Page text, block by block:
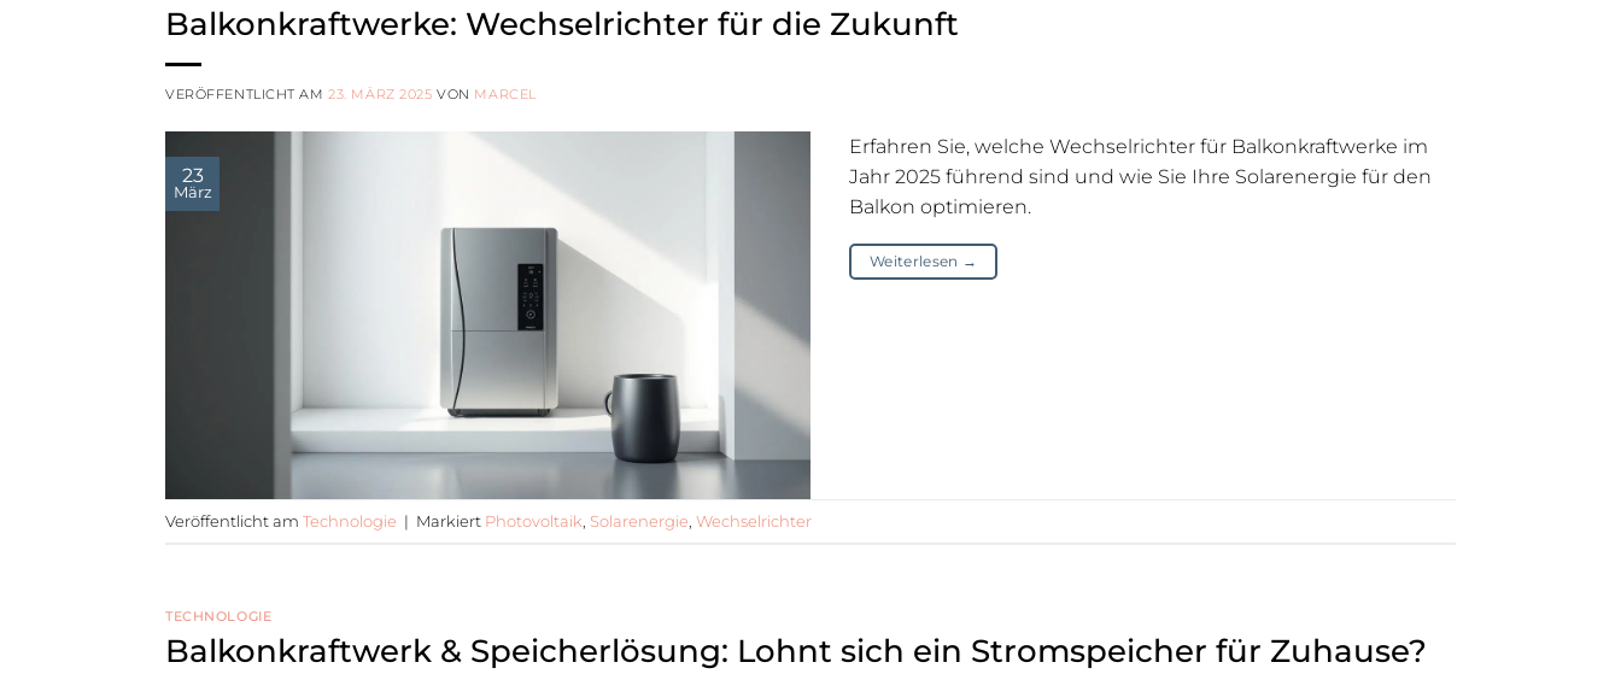
Balkonkraftwerke: Wechselrichter für die Zukunft
VERÖFFENTLICHT AM23. MÄRZ 2025 VON MARCEL
23
März
Erfahren Sie, welche Wechselrichter für Balkonkraftwerke im
Jahr 2025 führend sind und wie Sie Ihre Solarenergie für den
Balkon optimieren.
Weiterlesen →
Veröffentlicht am Technologie | Markiert Photovoltaik Solarenergie Wechselrichter
TECHNOLOGIE
Balkonkraftwerk & Speicherlösung: Lohnt sich ein Stromspeicher für Zuhause?